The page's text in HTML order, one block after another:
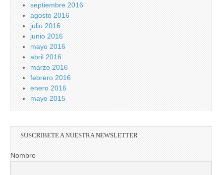
septiembre 2016
agosto 2016
julio 2016
junio 2016
mayo 2016
abril 2016
marzo 2016
febrero 2016
enero 2016
mayo 2015
SUSCRIBETE A NUESTRA NEWSLETTER
Nombre